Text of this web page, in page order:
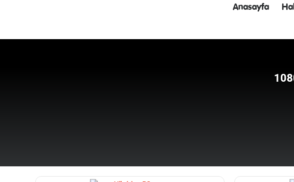
Anasayfa